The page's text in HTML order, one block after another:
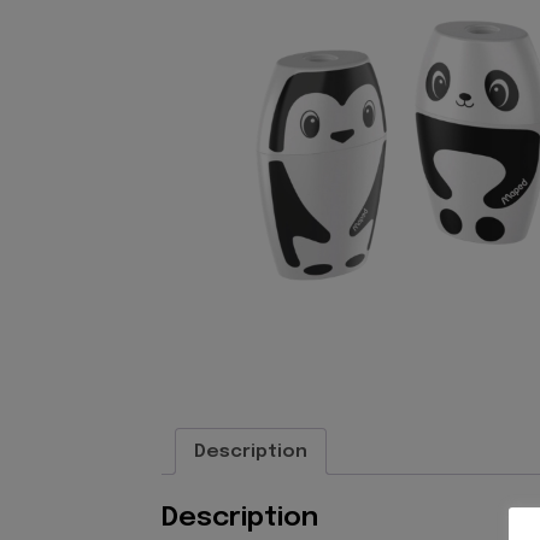
Description
Description